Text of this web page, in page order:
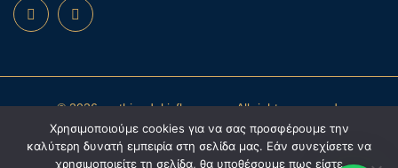
© 2026 mathioudakisflowers.gr. All rights reserved.
Χρησιμοποιούμε cookies για να σας προσφέρουμε την
καλύτερη δυνατή εμπειρία στη σελίδα μας. Εάν συνεχίσετε να
χρησιμοποιείτε τη σελίδα, θα υποθέσουμε πως είστε